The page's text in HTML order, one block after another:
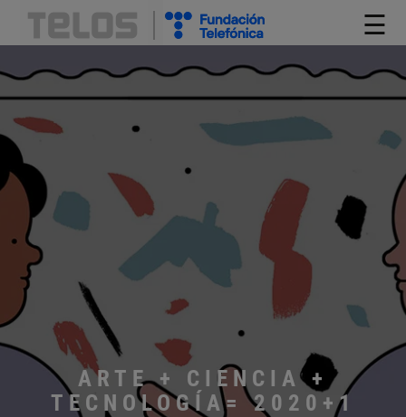
☰
ARTE + CIENCIA +
TECNOLOGÍA= 2020+1